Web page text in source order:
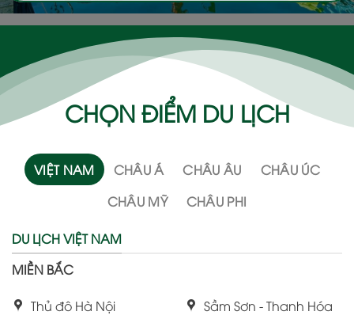
CHỌN ĐIỂM DU LỊCH
VIỆT NAM CHÂU Á CHÂU ÂU
CHÂU ÚC
CHÂU MỸ
CHÂU PHI
DU LỊCH VIỆT NAM
MIỀN BẮC
Thủ đô Hà Nội
Sầm Sơn - Thanh Hóa